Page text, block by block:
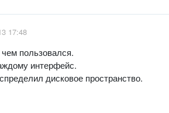
17:48
пользовался.
интерфейс.
дисковое пространство.